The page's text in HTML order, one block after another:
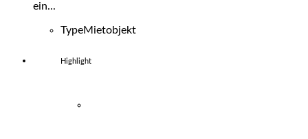
ein...
TypeMietobjekt
Highlight